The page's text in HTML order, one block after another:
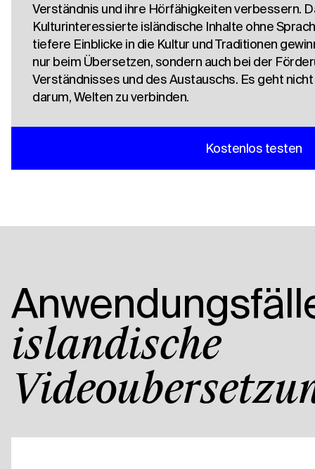
Verständnis und ihre Hörfähigkeiten verbessern.
Kulturinteressierte isländische Inhalte ohne
tiefere Einblicke in die Kultur und Traditionen
nur beim Übersetzen, sondern auch bei der
Verständnisses und des Austauschs. Es geht
darum, Welten zu verbinden.
Kostenlos testen
isländische